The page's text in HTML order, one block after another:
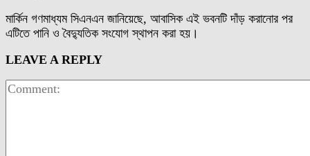
মার্কিন গণমাধ্যম সিএনএন জানিয়েছে, আবাসিক এই ভবনটি দাঁড় করানোর পর
এটিতে পানি ও বৈদ্যুতিক সংযোগ স্থাপন করা হয়।
LEAVE A REPLY